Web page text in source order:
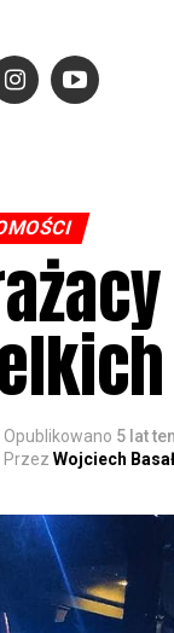
Opublikowano 5 lat
Przez Wojciech